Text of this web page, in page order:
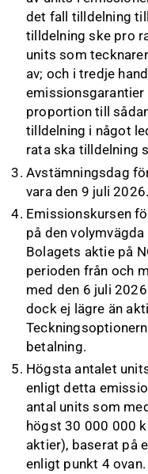
det fall tilldelning
tilldelning ske pro
units som
av; och i tredje
emissionsgarantier
proportion till
tilldelning i något
rata ska tilldelning
Avstämningsdag
vara den 9 juli 2026.
Emissionskursen
på den
Bolagets aktie på
perioden från och
med den 6 juli
dock ej lägre än
betalning.
Högsta antalet
enligt detta
antal units som
högst 30 000 000
aktier), baserat på
enligt punkt 4 ovan.